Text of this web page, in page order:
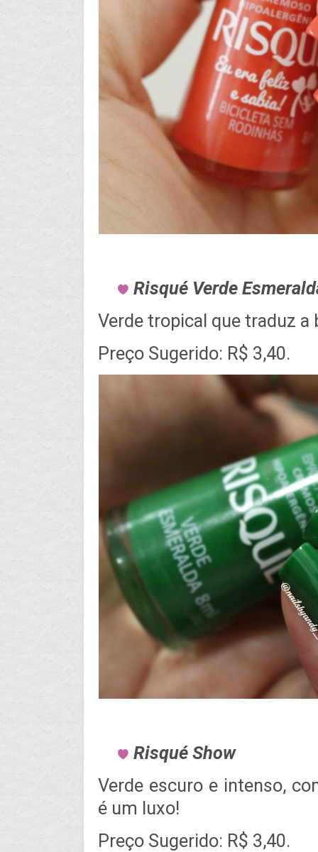
Risqué Verde
Verde tropical que traduz a
Preço Sugerido: R$ 3,40.
Risqué Show
Verde escuro e intenso,
é um luxo!
Preço Sugerido: R$ 3,40.